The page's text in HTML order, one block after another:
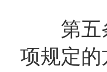
第五条
项规定